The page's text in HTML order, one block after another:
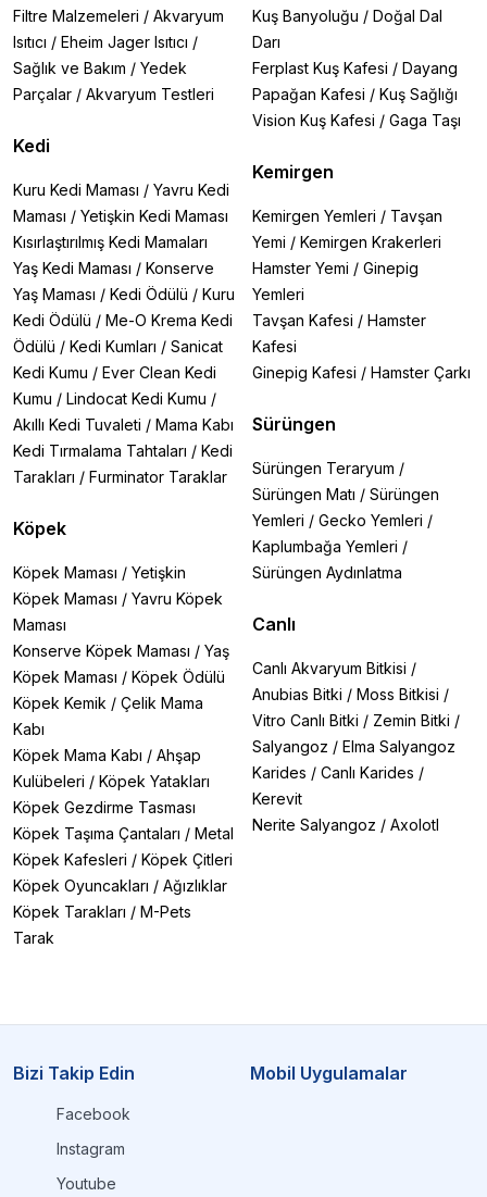
Filtre Malzemeleri / Akvaryum
Isıtıcı / Eheim Jager Isıtıcı /
Sağlık ve Bakım / Yedek
Parçalar / Akvaryum Testleri
Kedi
Kuru Kedi Maması / Yavru Kedi
Maması / Yetişkin Kedi Maması
Kısırlaştırılmış Kedi Mamaları
Yaş Kedi Maması / Konserve
Yaş Maması / Kedi Ödülü / Kuru
Kedi Ödülü / Me-O Krema Kedi
Ödülü / Kedi Kumları / Sanicat
Kedi Kumu / Ever Clean Kedi
Kumu / Lindocat Kedi Kumu /
Akıllı Kedi Tuvaleti / Mama Kabı
Kedi Tırmalama Tahtaları / Kedi
Tarakları / Furminator Taraklar
Köpek
Köpek Maması / Yetişkin
Köpek Maması / Yavru Köpek
Maması
Konserve Köpek Maması / Yaş
Köpek Maması / Köpek Ödülü
Köpek Kemik / Çelik Mama
Kabı
Köpek Mama Kabı / Ahşap
Kulübeleri / Köpek Yatakları
Köpek Gezdirme Tasması
Köpek Taşıma Çantaları / Metal
Köpek Kafesleri / Köpek Çitleri
Köpek Oyuncakları / Ağızlıklar
Köpek Tarakları / M-Pets
Tarak
Kuş Banyoluğu / Doğal Dal
Darı
Ferplast Kuş Kafesi / Dayang
Papağan Kafesi / Kuş Sağlığı
Vision Kuş Kafesi / Gaga Taşı
Kemirgen
Kemirgen Yemleri / Tavşan
Yemi / Kemirgen Krakerleri
Hamster Yemi / Ginepig
Yemleri
Tavşan Kafesi / Hamster
Kafesi
Ginepig Kafesi / Hamster Çarkı
Sürüngen
Sürüngen Teraryum /
Sürüngen Matı / Sürüngen
Yemleri / Gecko Yemleri /
Kaplumbağa Yemleri /
Sürüngen Aydınlatma
Canlı
Canlı Akvaryum Bitkisi /
Anubias Bitki / Moss Bitkisi /
Vitro Canlı Bitki / Zemin Bitki /
Salyangoz / Elma Salyangoz
Karides / Canlı Karides /
Kerevit
Nerite Salyangoz / Axolotl
Bizi Takip Edin
Facebook
Instagram
Youtube
Mobil Uygulamalar